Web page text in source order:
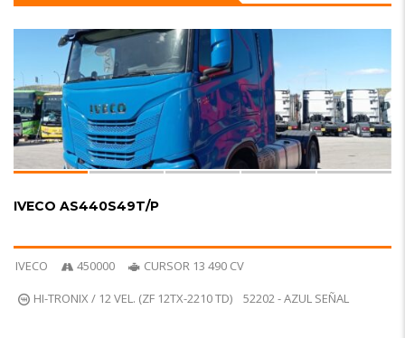
IVECO AS440S49T/P
IVECO 450000
CURSOR 13 490 CV
HI-TRONIX / 12 VEL. (ZF 12TX-2210 TD)
52202 - AZUL SEÑAL